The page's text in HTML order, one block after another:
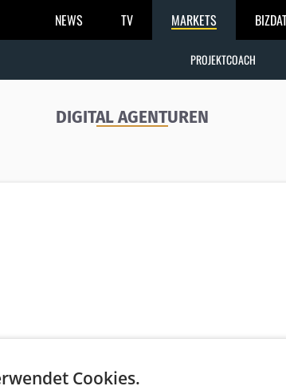
NEWS TV MARKETS
PROJEKTCOACH
DIGITAL AGENTUREN
Cookies.